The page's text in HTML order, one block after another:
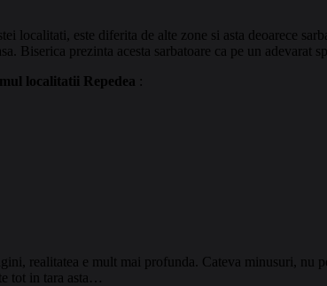
localitati, este diferita de alte zone si asta deoarece
Biserica prezinta acesta sarbatoare ca pe un adevarat
localitatii Repedea :
realitatea e mult mai profunda. Cateva minusuri,
tot in tara asta…